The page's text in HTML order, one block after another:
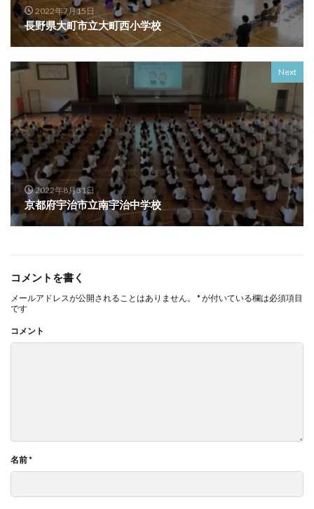
2022年7月15日
長野県大町市立大町西小学校
Next
2022年8月31日
京都府宇治市立南宇治中学校
コメントを書く
メールアドレスが公開されることはありません。 *が付いている欄は必須項目
です
コメント
名前*